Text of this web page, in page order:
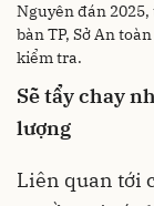
Nguyên đán
bàn TP, Sở An
kiểm tra.
Sẽ tẩy chay
lượng
Liên quan tới